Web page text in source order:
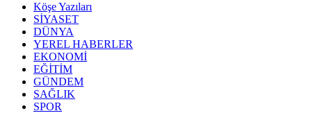
Köşe Yazıları
SİYASET
DÜNYA
YEREL HABERLER
EKONOMİ
EĞİTİM
GÜNDEM
SAĞLIK
SPOR